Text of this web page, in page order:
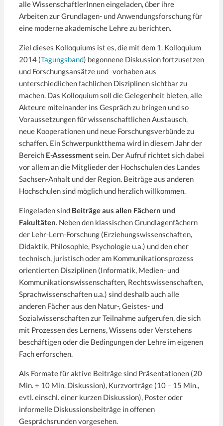
alle WissenschaftlerInnen eingeladen, über ihre
Arbeiten zur Grundlagen-­ und Anwendungsforschung für
eine moderne akademische Lehre zu berichten.
Ziel dieses Kolloquiums ist es, die mit dem 1. Kolloquium
2014 (Tagungsband) begonnene Diskussion fortzusetzen
und Forschungsansätze und ­-vorhaben aus
unterschiedlichen fachlichen Disziplinen sichtbar zu
machen. Das Kolloquium soll die Gelegenheit bieten, alle
Akteure miteinander ins Gespräch zu bringen und so
Voraussetzungen für wissenschaftlichen Austausch,
neue Kooperationen und neue Forschungsverbünde zu
schaffen. Ein Schwerpunktthema wird in diesem Jahr der
Bereich E-Assessmentsein. Der Aufruf richtet sich dabei
vor allem an die Mitglieder der Hochschulen des Landes
Sachsen-­Anhalt und der Region. Beiträge aus anderen
Hochschulen sind möglich und herzlich willkommen.
Eingeladen sind Beiträge aus allen Fächern und
Fakultäten. Neben den klassischen Grundlagenfächern
der Lehr­-Lern-­Forschung (Erziehungswissenschaften,
Didaktik, Philosophie, Psychologie u.a.) und den eher
technisch, juristisch oder am Kommunikationsprozess
orientierten Disziplinen (Informatik, Medien- und
Kommunikationswissenschaften, Rechtswissenschaften,
Sprachwissenschaften u.a.) sind deshalb auch alle
anderen Fächer aus den Natur-­, Geistes-­ und
Sozialwissenschaften zur Teilnahme aufgerufen, die sich
mit Prozessen des Lernens, Wissens oder Verstehens
beschäftigen oder die Bedingungen der Lehre im eigenen
Fach erforschen.
Als Formate für aktive Beiträge sind Präsentationen (20
Min. + 10 Min. Diskussion), Kurzvorträge (10 – 15 Min.,
evtl. einschl. einer kurzen Diskussion), Poster oder
informelle Diskussionsbeiträge in offenen
Gesprächsrunden vorgesehen.